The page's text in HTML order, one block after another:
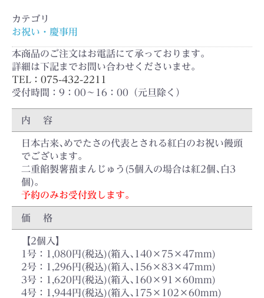
カテゴリ
お祝い・慶事用
本商品のご注文はお電話にて承っております。
詳細は下記までお問い合わせくださいませ。
TEL：075-432-2211
受付時間：9：00～16：00（元旦除く）
内 容
日本古来､めでたさの代表とされる紅白のお祝い饅頭
でございます｡
二重餡製薯蕷まんじゅう(5個入の場合は紅2個､白3
個)｡
予約のみお受付致します｡
価 格
【2個入】
1号：1,080円(税込)(箱入､140×75×47mm)
2号：1,296円(税込)(箱入､156×83×47mm)
3号：1,620円(税込)(箱入､160×91×60mm)
4号：1,944円(税込)(箱入､175×102×60mm)